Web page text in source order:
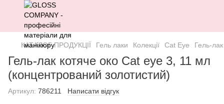
КАТАЛОГ ПРОДУКЦІЇ Гель лаки Колекції Cat Eye Гель-
Гель-лак котяче око Cat eye 3, 11 мл
(концентрований золотистий)
Артикул: 786211 Написати відгук